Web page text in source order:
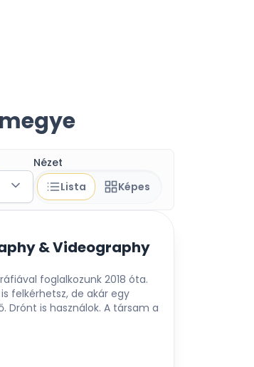
Nézet
Lista
Képes
& Videography
foglalkozunk 2018 óta.
felkérhetsz, de akár egy
Drónt is használok. A társam a